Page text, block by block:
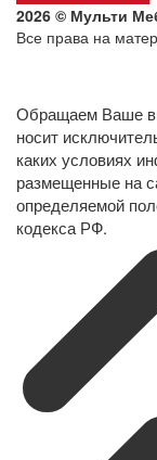
2026 © Мульти
Все права на
Обращаем Ваше
носит
каких условиях
размещенные на
определяемой
кодекса РФ.